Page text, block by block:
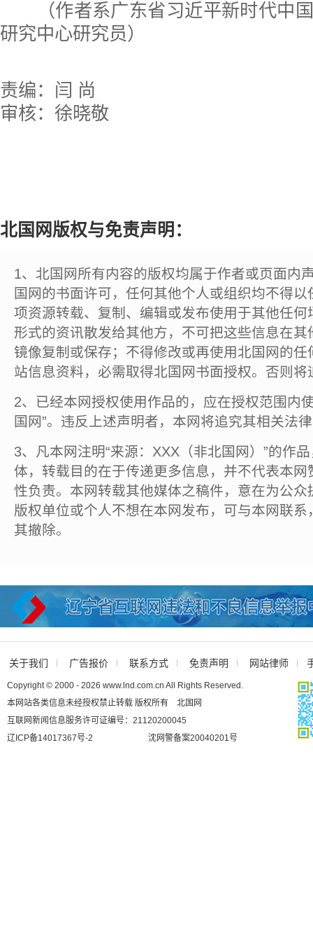
（作者系广东省习近平新时代中国
研究中心研究员）
责编：闫 尚
审核：徐晓敬
北国网版权与免责声明：
1、北国网所有内容的版权均属于作者或页面内
国网的书面许可，任何其他个人或组织均不得
项资源转载、复制、编辑或发布使用于其他任
形式的资讯散发给其他方，不可把这些信息在
镜像复制或保存；不得修改或再使用北国网的
站信息资料，必需取得北国网书面授权。否则将
2、已经本网授权使用作品的，应在授权范围内
国网”。违反上述声明者，本网将追究其相关法
3、凡本网注明“来源：XXX（非北国网）”的作
体，转载目的在于传递更多信息，并不代表本
性负责。本网转载其他媒体之稿件，意在为公
版权单位或个人不想在本网发布，可与本网联
其撤除。
关于我们 广告报价 联系方式 免责声明 网站律师
Copyright © 2000 - 2026 www.lnd.com.cn All Rights Reserved.
本网站各类信息未经授权禁止转载 版权所有 北国网
互联网新闻信息服务许可证编号：21120200045
辽ICP备14017367号-2
沈网警备案20040201号